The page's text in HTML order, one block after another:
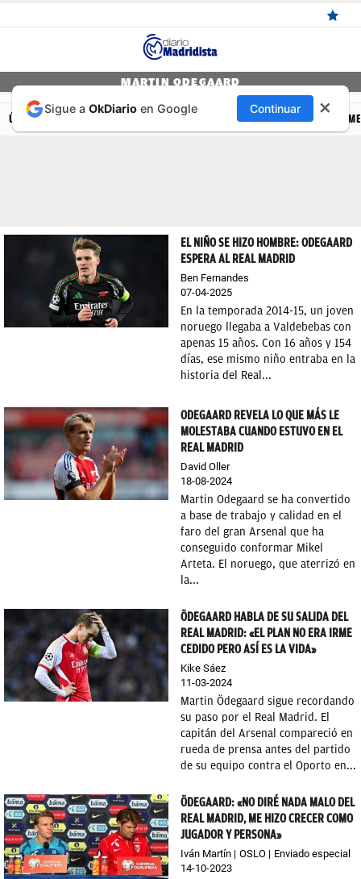
NOTICIAS
DIRECTO
FEMENINO
MARTIN ODEGAARD
ÚLTIMAS NOTICIAS REAL MADRID BALONCESTO CANTERA
EL NIÑO SE HIZO HOMBRE: ODEGAARD
ESPERA AL REAL MADRID
Ben Fernandes
07-04-2025
En la temporada 2014-15, un joven
noruego llegaba a Valdebebas con
apenas 15 años. Con 16 años y 154
días, ese mismo niño entraba en la
historia del Real...
ODEGAARD REVELA LO QUE MÁS LE
MOLESTABA CUANDO ESTUVO EN EL
REAL MADRID
David Oller
18-08-2024
Martin Odegaard se ha convertido
a base de trabajo y calidad en el
faro del gran Arsenal que ha
conseguido conformar Mikel
Arteta. El noruego, que aterrizó en
la...
ÖDEGAARD HABLA DE SU SALIDA DEL
REAL MADRID: «EL PLAN NO ERA IRME
CEDIDO PERO ASÍ ES LA VIDA»
Kike Sáez
11-03-2024
Martin Ödegaard sigue recordando
su paso por el Real Madrid. El
capitán del Arsenal compareció en
rueda de prensa antes del partido
de su equipo contra el Oporto en...
ÖDEGAARD: «NO DIRÉ NADA MALO DEL
REAL MADRID, ME HIZO CRECER COMO
JUGADOR Y PERSONA»
Iván Martín OSLO
Enviado especial
14-10-2023
Sigue a OkDiario en Google Continuar ✕